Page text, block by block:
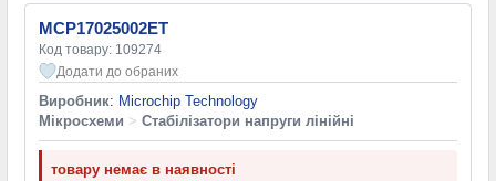
MCP17025002ET
Код товару: 109274
Додати до обраних
Виробник: Microchip Technology
Мікросхеми > Стабілізатори напруги лінійні
товару немає в наявності